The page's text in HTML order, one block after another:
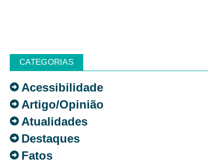
CATEGORIAS
Acessibilidade
Artigo/Opinião
Atualidades
Destaques
Fatos